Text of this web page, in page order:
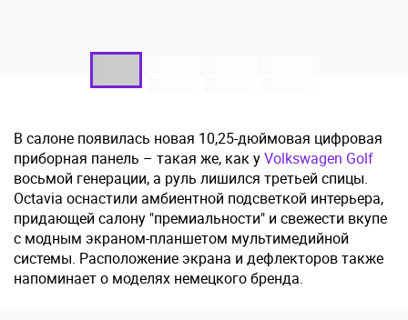
В салоне появилась новая 10,25-дюймовая цифровая
приборная панель – такая же, как уVolkswagen Golf
восьмой генерации, а руль лишился третьей спицы.
Octavia оснастили амбиентной подсветкой интерьера,
придающей салону "премиальности" и свежести вкупе
с модным экраном-планшетом мультимедийной
системы. Расположение экрана и дефлекторов также
напоминает о моделях немецкого бренда.